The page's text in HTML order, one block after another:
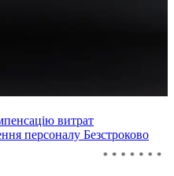
витрат
персоналу Безстроково